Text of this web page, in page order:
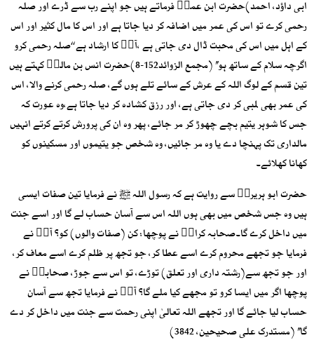
ابی داؤد، احمد)حضرت ابن عمرؓ فرماتے ہیں جو اپنے رب سے ڈرے اور صلہ
رحمی کرے تو اس کی عمر میں اضافہ کر دیا جاتا ہے اور اس کا مال کثیر اور اس
کے اہل میں اس کی محبت ڈال دی جاتی ہے ،آپؐ کا ارشاد ہے ‘‘صلہ رحمی کرو
اگرچہ سلام کے ساتھ ہو’’ (مجمع الزوائد152-8)حضرت انس بن مالکؓ کہتے ہیں
تین قسم کے لوگ اللہ کے عرش کے سائے تلے ہوں گے، صلہ رحمی کرنے والا، اس
کی عمر بھی لمبی کر دی جاتی ہے، اور رزق کشادہ کر دیا جاتا ہے،وہ عورت کہ
جس کا شوہر یتیم بچے چھوڑ کر مر جائے، پھر وہ ان کی پرورش کرتے کرتے انہیں
مالداری تک پہنچا دے یا وہ مر جائیں، وہ شخص جو یتیموں اور مسکینوں کو
کھانا کھلائے۔
حضرت ابو ہریرہؓ سے روایت ہے کہ رسول اللہ ﷺ نے فرمایا تین صفات ایسی
ہیں وہ جس شخص میں بھی ہوں اللہ اس سے آسان حساب لے گا اور اسے جنت
میں داخل کرے گا۔صحابہ کرامؓ نے پوچھا: کن (صفات والوں) کو؟ آپؐ نے
فرمایا جو تجھے محروم کرے اسے عطا کر، جو تجھ پر ظلم کرے اسے معاف کر،
اور جو تجھ سے(رشتہ داری اور تعلق) توڑے، تو اس سے جوڑ، صحابیؓ نے
پوچھا اگر میں ایسا کرو تو مجھے کیا ملے گا؟ آپؐ نے فرمایا تجھ سے آسان
حساب لیا جائے گا اور تجھے اللہ تعالیٰ اپنی رحمت سے جنت میں داخل کر دے
گا’’ (مستدرک علی صحیحین، 3842)